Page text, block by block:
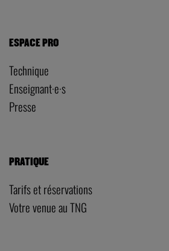
ESPACE PRO
Technique
Enseignant·e·s
Presse
PRATIQUE
Tarifs et réservations
Votre venue au TNG